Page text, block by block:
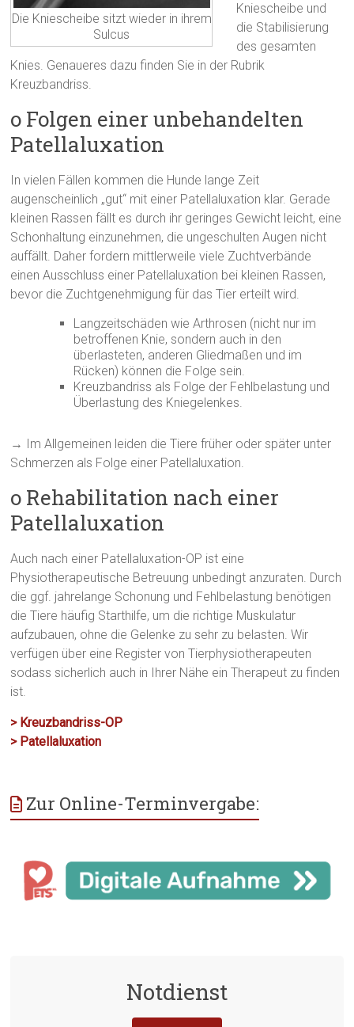
Die Kniescheibe sitzt wieder in ihrem
Sulcus
Kniescheibe und
die Stabilisierung
des gesamten
Knies. Genaueres dazu finden Sie in der Rubrik
Kreuzbandriss.
o Folgen einer unbehandelten
Patellaluxation
In vielen Fällen kommen die Hunde lange Zeit
augenscheinlich „gut“ mit einer Patellaluxation klar. Gerade
kleinen Rassen fällt es durch ihr geringes Gewicht leicht, eine
Schonhaltung einzunehmen, die ungeschulten Augen nicht
auffällt. Daher fordern mittlerweile viele Zuchtverbände
einen Ausschluss einer Patellaluxation bei kleinen Rassen,
bevor die Zuchtgenehmigung für das Tier erteilt wird.
Langzeitschäden wie Arthrosen (nicht nur im
betroffenen Knie, sondern auch in den
überlasteten, anderen Gliedmaßen und im
Rücken) können die Folge sein.
Kreuzbandriss als Folge der Fehlbelastung und
Überlastung des Kniegelenkes.
→ Im Allgemeinen leiden die Tiere früher oder später unter
Schmerzen als Folge einer Patellaluxation.
o Rehabilitation nach einer
Patellaluxation
Auch nach einer Patellaluxation-OP ist eine
Physiotherapeutische Betreuung unbedingt anzuraten. Durch
die ggf. jahrelange Schonung und Fehlbelastung benötigen
die Tiere häufig Starthilfe, um die richtige Muskulatur
aufzubauen, ohne die Gelenke zu sehr zu belasten. Wir
verfügen über eine Register von Tierphysiotherapeuten
sodass sicherlich auch in Ihrer Nähe ein Therapeut zu finden
ist.
> Kreuzbandriss-OP
> Patellaluxation
Zur Online-Terminvergabe:
Notdienst